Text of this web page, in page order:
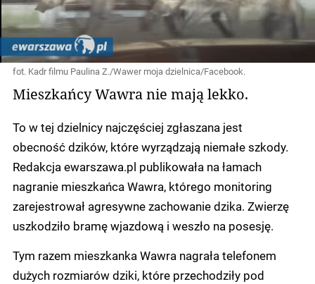
fot. Kadr filmu Paulina Z./Wawer moja dzielnica/Facebook.
Mieszkańcy Wawra nie mają lekko.
To w tej dzielnicy najczęściej zgłaszana jest
obecność dzików, które wyrządzają niemałe szkody.
Redakcja ewarszawa.pl publikowała na łamach
nagranie mieszkańca Wawra, którego monitoring
zarejestrował agresywne zachowanie dzika. Zwierzę
uszkodziło bramę wjazdową i weszło na posesję.
Tym razem mieszkanka Wawra nagrała telefonem
dużych rozmiarów dziki, które przechodziły pod